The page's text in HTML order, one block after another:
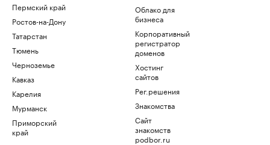
Пермский край
Ростов-на-Дону
Татарстан
Тюмень
Черноземье
Кавказ
Карелия
Мурманск
Приморский
край
Облако для
бизнеса
Корпоративный
регистратор
доменов
Хостинг
сайтов
Рег.решения
Знакомства
Сайт
знакомств
podbor.ru